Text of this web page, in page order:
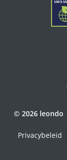
© 2026 leondo
Privacybeleid